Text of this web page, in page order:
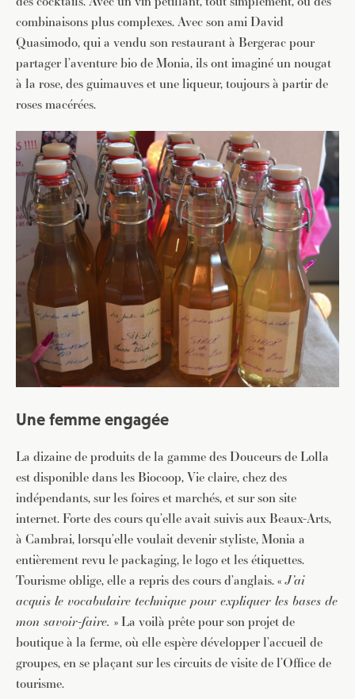
combinaisons plus complexes. Avec son ami David
Quasimodo, qui a vendu son restaurant à Bergerac pour
partager l’aventure bio de Monia, ils ont imaginé un nougat
à la rose, des guimauves et une liqueur, toujours à partir de
roses macérées.
Une femme engagée
La dizaine de produits de la gamme des Douceurs de Lolla
est disponible dans les Biocoop, Vie claire, chez des
indépendants, sur les foires et marchés, et sur son site
internet. Forte des cours qu’elle avait suivis aux Beaux-Arts,
à Cambrai, lorsqu’elle voulait devenir styliste, Monia a
entièrement revu le packaging, le logo et les étiquettes.
Tourisme oblige, elle a repris des cours d’anglais. «J’ai
acquis le vocabulaire technique pour expliquer les bases de
mon savoir-faire. » La voilà prête pour son projet de
boutique à la ferme, où elle espère développer l’accueil de
groupes, en se plaçant sur les circuits de visite de l’Office de
tourisme.
JE M'INSCRIS À LA NEWSLETTER
Pour recevoir toutes les deux semaines notre lettre
d’info avec une sélection d’articles …